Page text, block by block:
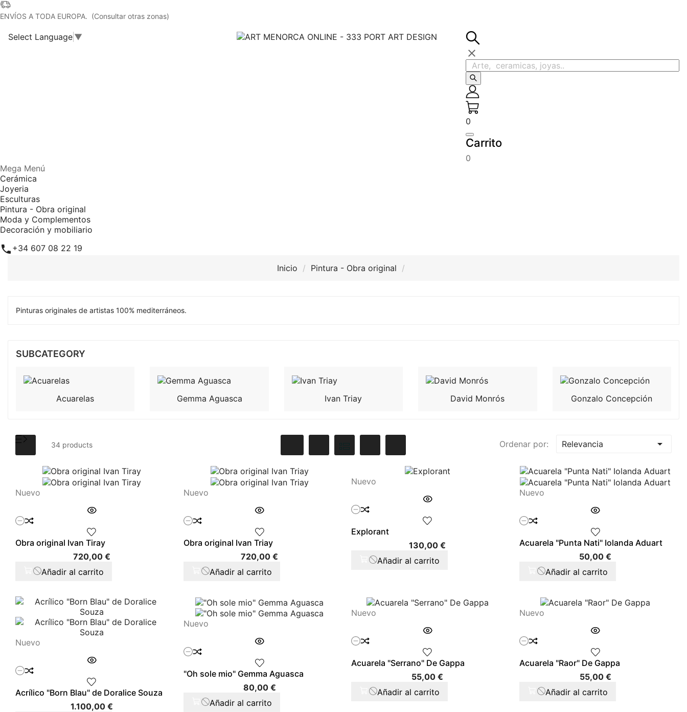
ENVÍOS A TODA EUROPA. (Consultar otras zonas)
Select Language ▼

0
Carrito
0
Mega Menú
Cerámica
Joyeria
Esculturas
Pintura - Obra original
Moda y Complementos
Decoración y mobiliario
 +34 607 08 22 19
Inicio
Pintura - Obra original
Pinturas originales de artistas 100% mediterráneos.
SUBCATEGORY
Acuarelas Gemma Aguasca Ivan Triay David Monrós Gonzalo Concepción
34 products Ordenar por: Relevancia 
Nuevo
Obra original Ivan Tiray
720,00 €Precio
Añadir al carrito
Nuevo
Obra original Ivan Triay
720,00 €
Añadir al carrito
Nuevo
Explorant
130,00 €
Añadir al carrito
Nuevo
Acuarela "Punta Nati" Iolanda Aduart
50,00 €
Añadir al carrito
Nuevo
Acrílico "Born Blau" de Doralice Souza
1.100,00 €Precio
Nuevo
"Oh sole mio" Gemma Aguasca
80,00 €Precio
Añadir al carrito
Nuevo
Acuarela "Serrano" De Gappa
55,00 €
Añadir al carrito
Nuevo
Acuarela "Raor" De Gappa
55,00 €Precio
Añadir al carrito